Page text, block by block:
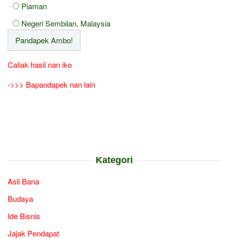
Piaman
Negeri Sembilan, Malaysia
Caliak hasil nan iko
->>> Bapandapek nan lain
Kategori
Asli Bana
Budaya
Ide Bisnis
Jajak Pendapat